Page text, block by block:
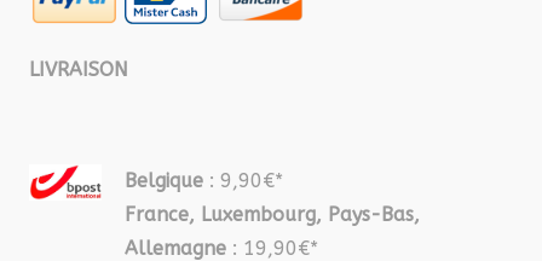
LIVRAISON
Belgique : 9,90€*
France, Luxembourg, Pays-Bas,
Allemagne : 19,90€*